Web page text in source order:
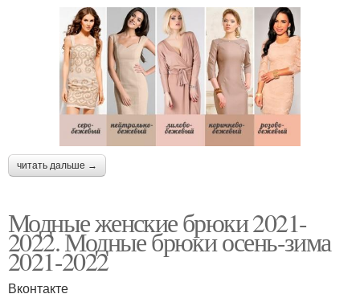
читать дальше →
Модные женские брюки 2021-
2022. Модные брюки осень-зима
2021-2022
Вконтакте